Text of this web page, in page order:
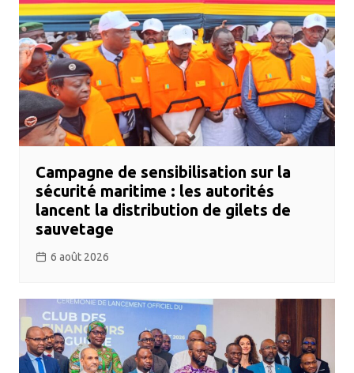
Campagne de sensibilisation sur la
sécurité maritime : les autorités
lancent la distribution de gilets de
sauvetage
6 août 2026